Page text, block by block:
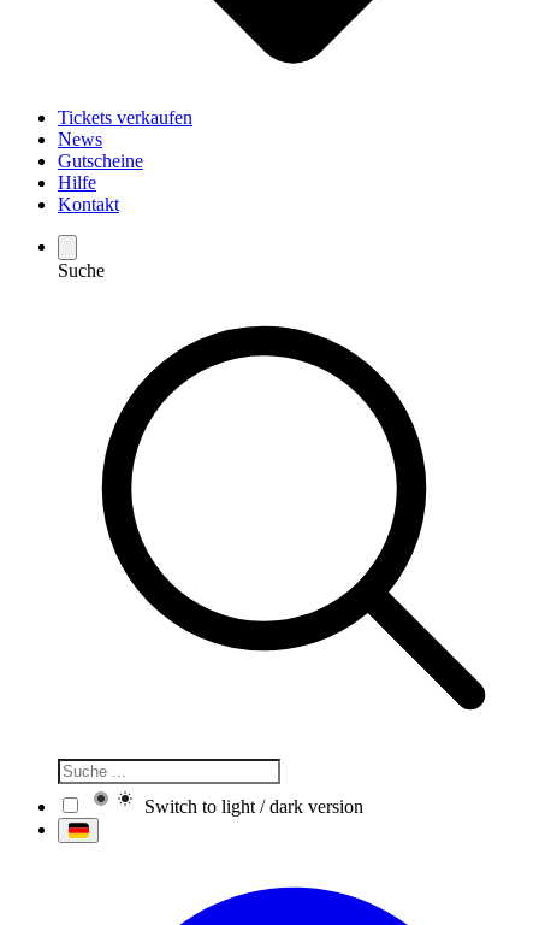
Tickets verkaufen
News
Gutscheine
Hilfe
Kontakt
Suche
Switch to light / dark version